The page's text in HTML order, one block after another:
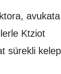
avukata
Ktziot
sürekli